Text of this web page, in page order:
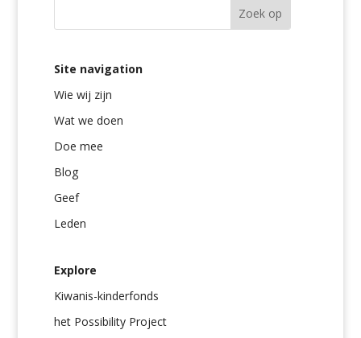
Site navigation
Wie wij zijn
Wat we doen
Doe mee
Blog
Geef
Leden
Explore
Kiwanis-kinderfonds
het Possibility Project